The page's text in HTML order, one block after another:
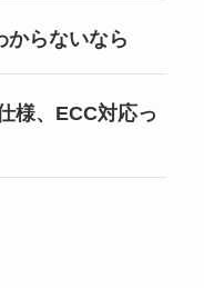
からないなら
様、ECC対応っ